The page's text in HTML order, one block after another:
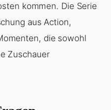
kommen. Die Serie
aus Action,
die sowohl
Zuschauer